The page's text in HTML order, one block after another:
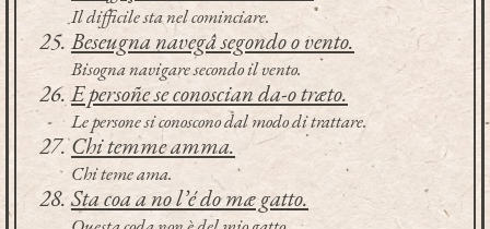
Il difficile sta nel cominciare.
Beseugna navegâ segondo o vento.
Bisogna navigare secondo il vento.
E persoñe se conoscian da-o træto.
Le persone si conoscono dal modo di trattare.
Chi temme amma.
Chi teme ama.
Sta coa a no l’é do mæ gatto.